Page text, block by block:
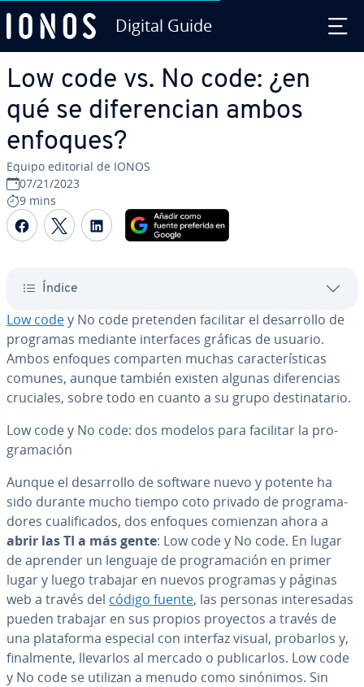
Digital Guide
Low code vs. No code: ¿en
qué se di­fe­re­n­cian ambos
enfoques?
Equipo editorial de IONOS
07/21/2023
9 mins
Compartir Facebook
Compartir Twitter
Compartir LinkedIn
Índice
Low codey No code pretenden facilitar el de­sa­rro­llo de
programas mediante in­te­r­fa­ces gráficas de usuario.
Ambos enfoques comparten muchas ca­ra­c­te­rí­s­ti­cas
comunes, aunque también existen algunas di­fe­re­n­cias
cruciales, sobre todo en cuanto a su grupo de­s­ti­na­ta­rio.
Low code y No code: dos modelos para facilitar la pro­
gra­ma­ción
Aunque el de­sa­rro­llo de software nuevo y potente ha
sido durante mucho tiempo coto privado de pro­gra­ma­
do­res cua­li­fi­ca­dos, dos enfoques comienzan ahora a
abrir las TI a más gente: Low code y No code. En lugar
de aprender un lenguaje de pro­gra­ma­ción en primer
lugar y luego trabajar en nuevos programas y páginas
web a través del código fuente, las personas in­te­re­sa­das
pueden trabajar en sus propios proyectos a través de
una pla­ta­fo­r­ma especial con interfaz visual, probarlos y,
fi­na­l­me­n­te, llevarlos al mercado o pu­bli­car­los. Low code
y No code se utilizan a menudo como sinónimos. Sin